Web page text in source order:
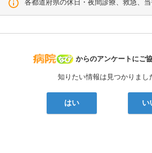
各都道府県の休日・夜間診療、救急、
病院なび
からのアンケートにご
知りたい情報は見つかりまし
はい い